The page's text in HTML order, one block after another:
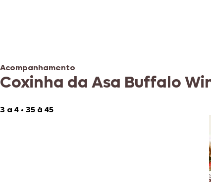
Acompanhamento
Coxinha da Asa Buffalo
3 a 4 • 35 à 45